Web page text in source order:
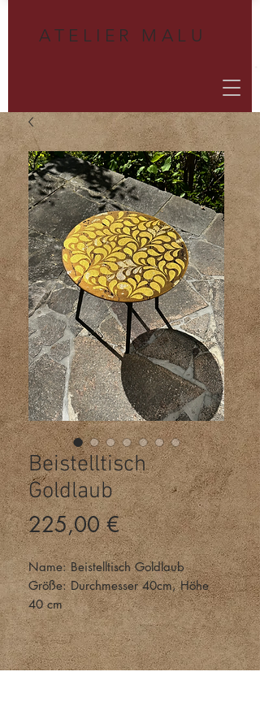
A TELIER MALU
Beistelltisch
Goldlaub
225,00 €Preis
Name: Beistelltisch Goldlaub
Größe: Durchmesser 40cm, Höhe
40 cm
Material: Tischplatte Vollholz Eiche,
Beine Stahl, Facettenlack, Acrylgel,
Blattgold, Epoxidharz